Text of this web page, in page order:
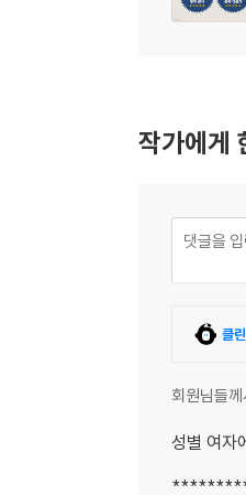
작가에게
클
회원님들
성별 여자